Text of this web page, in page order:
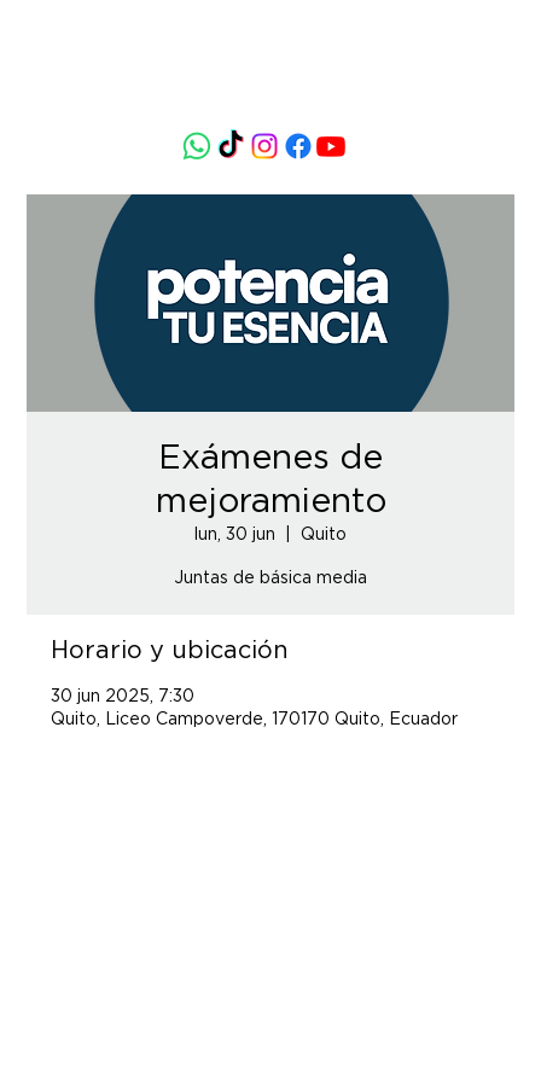
Exámenes de
mejoramiento
lun, 30 jun Quito
Juntas de básica media
Horario y ubicación
30 jun 2025, 7:30
Quito, Liceo Campoverde, 170170 Quito, Ecuador